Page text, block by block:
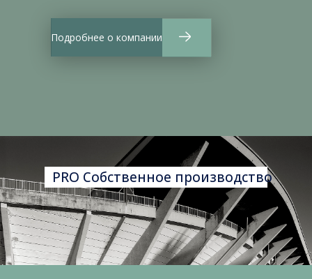
Подробнее о компании
PRO Собственное производство